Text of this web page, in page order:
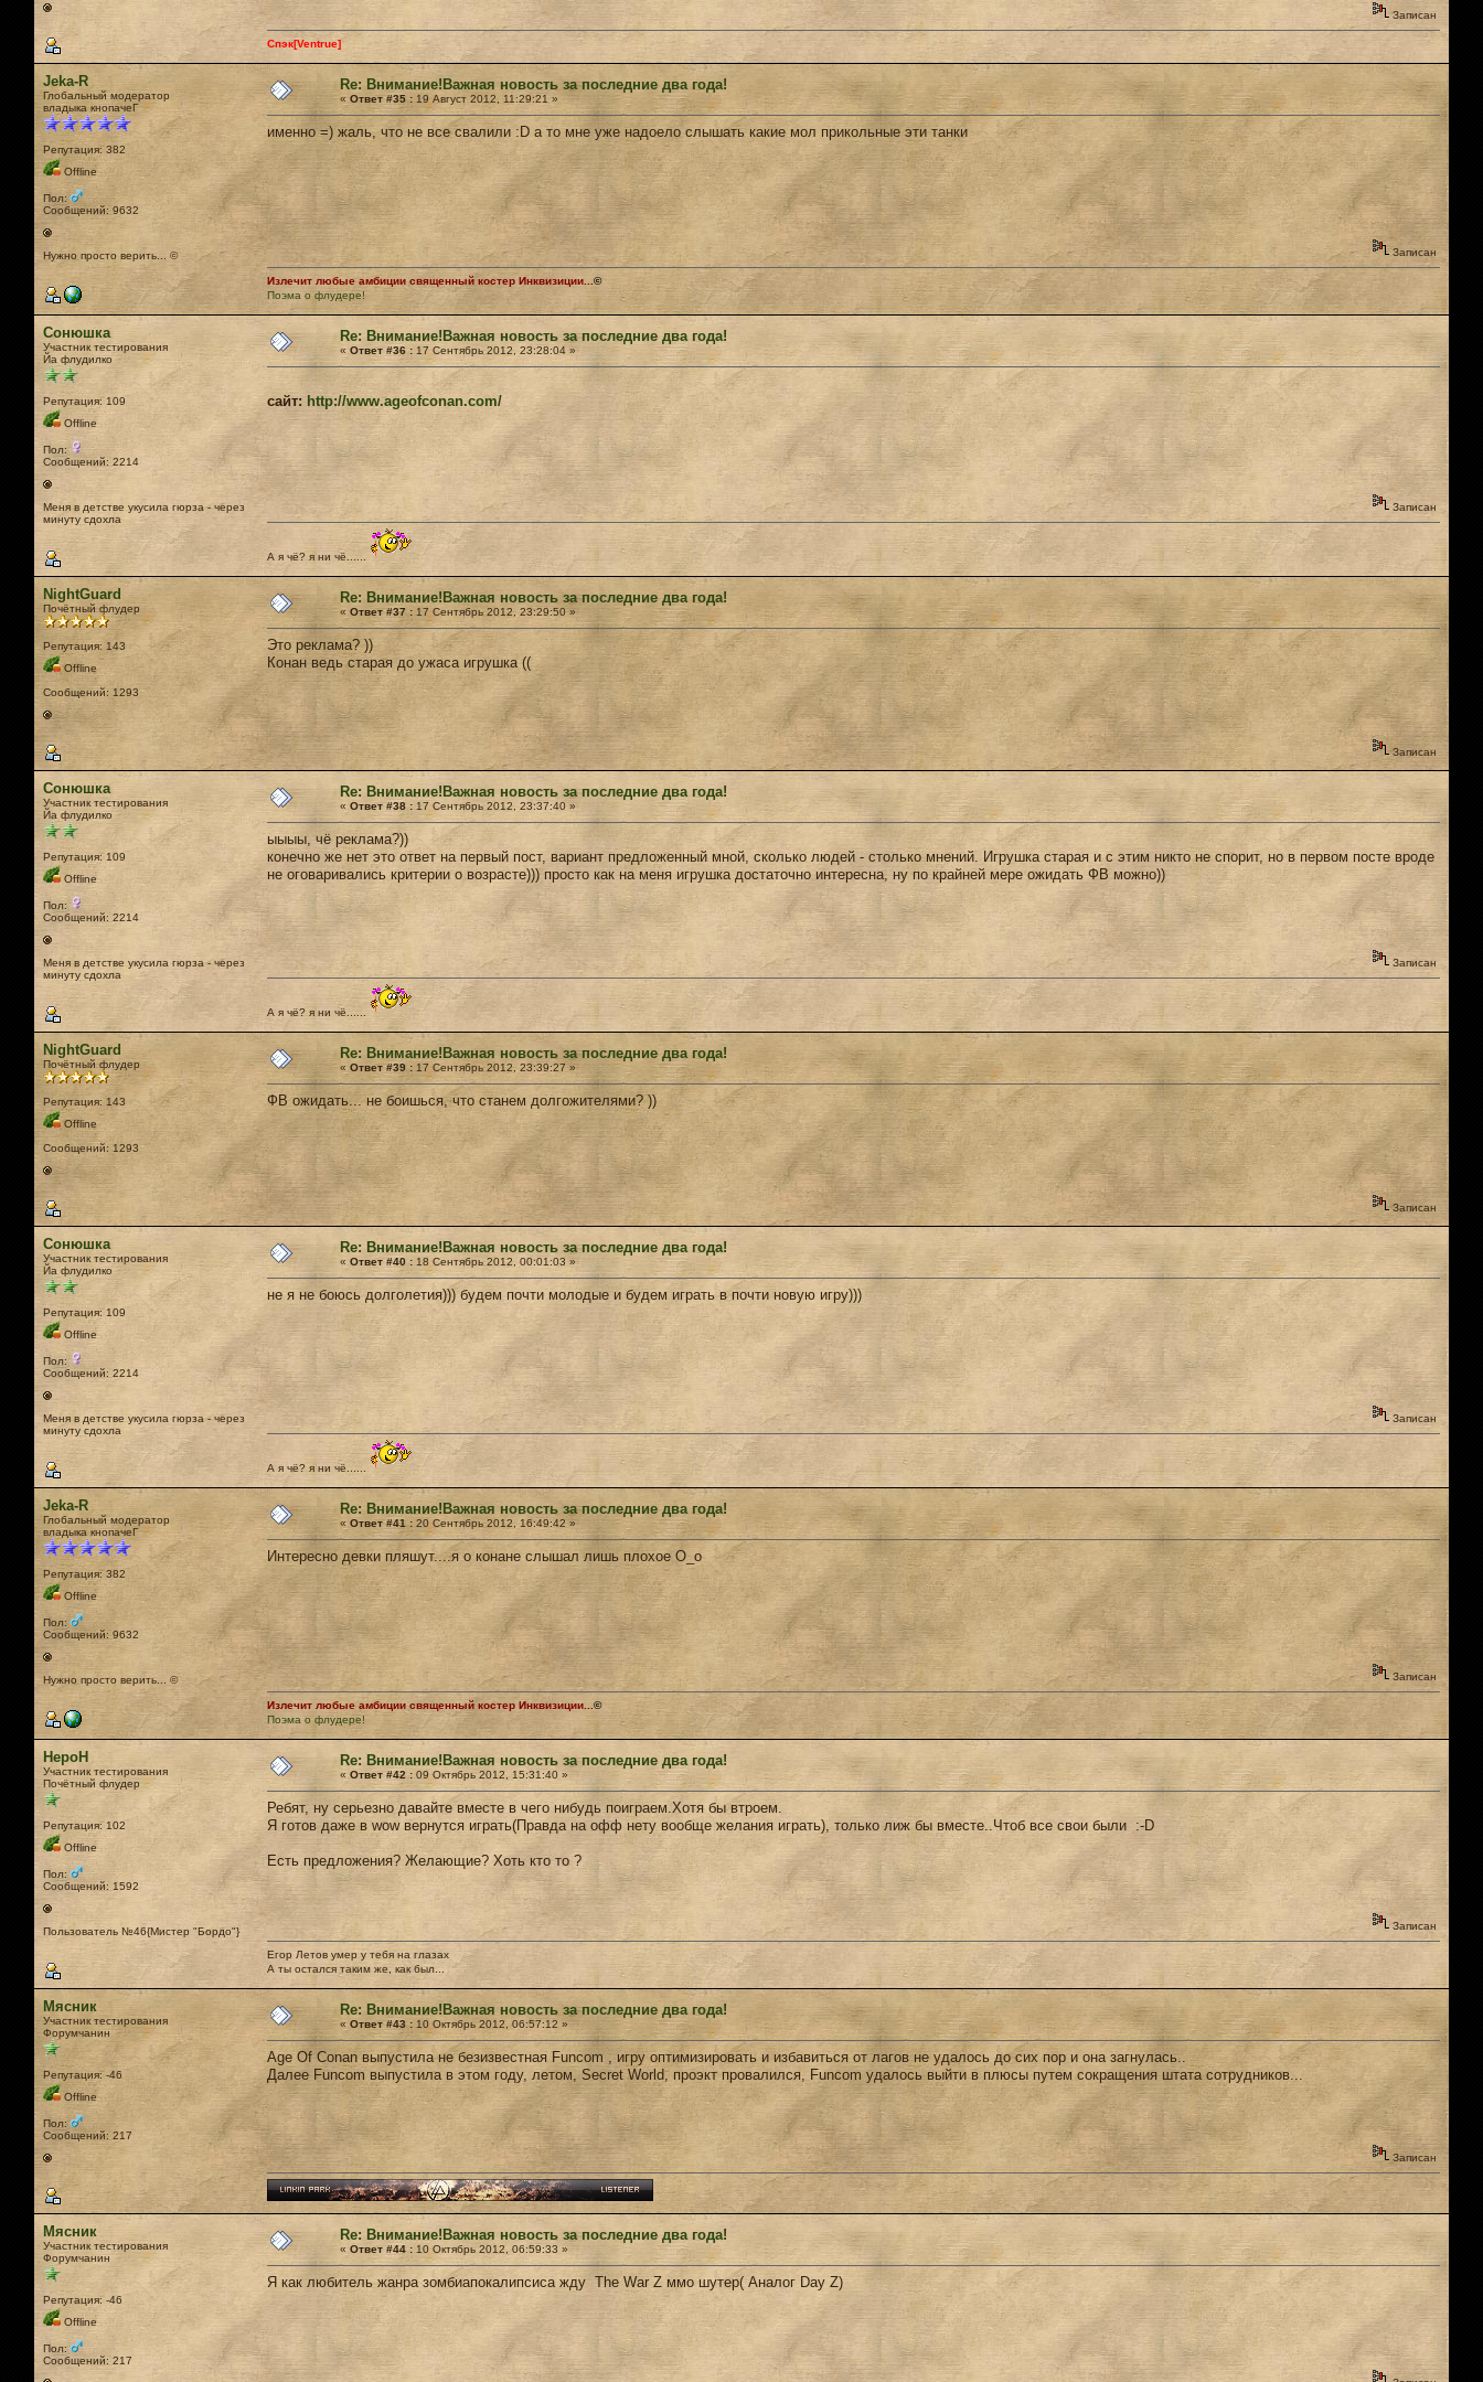
Записан
Спэк[Ventrue]
Jeka-R
Глобальный модератор
владыка кнопачеГ
Репутация: 382
Offline
Пол:
Сообщений: 9632
Нужно просто верить... ©
Re: Внимание!Важная новость за последние два года!
« Ответ #35 : 19 Август 2012, 11:29:21 »
именно =) жаль, что не все свалили :D а то мне уже надоело слышать какие мол прикольные эти танки
Записан
Излечит любые амбиции священный костер Инквизиции... ©
Поэма о флудере!
Сонюшка
Участник тестирования
Йа флудилко
Репутация: 109
Offline
Пол:
Сообщений: 2214
Меня в детстве укусила гюрза - через
минуту сдохла
Re: Внимание!Важная новость за последние два года!
« Ответ #36 : 17 Сентябрь 2012, 23:28:04 »
сайт: http://www.ageofconan.com/
Записан
А я чё? я ни чё......
NightGuard
Почётный флудер
Репутация: 143
Offline
Сообщений: 1293
Re: Внимание!Важная новость за последние два года!
« Ответ #37 : 17 Сентябрь 2012, 23:29:50 »
Это реклама? ))
Конан ведь старая до ужаса игрушка ((
Записан
Сонюшка
Участник тестирования
Йа флудилко
Репутация: 109
Offline
Пол:
Сообщений: 2214
Меня в детстве укусила гюрза - через
минуту сдохла
Re: Внимание!Важная новость за последние два года!
« Ответ #38 : 17 Сентябрь 2012, 23:37:40 »
ыыыы, чё реклама?))
конечно же нет это ответ на первый пост, вариант предложенный мной, сколько людей - столько мнений. Игрушка старая и с этим никто не спорит, но в первом посте вроде
не оговаривались критерии о возрасте))) просто как на меня игрушка достаточно интересна, ну по крайней мере ожидать ФВ можно))
Записан
А я чё? я ни чё......
NightGuard
Почётный флудер
Репутация: 143
Offline
Сообщений: 1293
Re: Внимание!Важная новость за последние два года!
« Ответ #39 : 17 Сентябрь 2012, 23:39:27 »
ФВ ожидать... не боишься, что станем долгожителями? ))
Записан
Сонюшка
Участник тестирования
Йа флудилко
Репутация: 109
Offline
Пол:
Сообщений: 2214
Меня в детстве укусила гюрза - через
минуту сдохла
Re: Внимание!Важная новость за последние два года!
« Ответ #40 : 18 Сентябрь 2012, 00:01:03 »
не я не боюсь долголетия))) будем почти молодые и будем играть в почти новую игру)))
Записан
А я чё? я ни чё......
Jeka-R
Глобальный модератор
владыка кнопачеГ
Репутация: 382
Offline
Пол:
Сообщений: 9632
Нужно просто верить... ©
Re: Внимание!Важная новость за последние два года!
« Ответ #41 : 20 Сентябрь 2012, 16:49:42 »
Интересно девки пляшут....я о конане слышал лишь плохое О_о
Записан
Излечит любые амбиции священный костер Инквизиции... ©
Поэма о флудере!
НероН
Участник тестирования
Почётный флудер
Репутация: 102
Offline
Пол:
Сообщений: 1592
Пользователь №46{Мистер "Бордо"}
Re: Внимание!Важная новость за последние два года!
« Ответ #42 : 09 Октябрь 2012, 15:31:40 »
Ребят, ну серьезно давайте вместе в чего нибудь поиграем.Хотя бы втроем.
Я готов даже в wow вернутся играть(Правда на офф нету вообще желания играть), только лиж бы вместе..Чтоб все свои были :-D
Есть предложения? Желающие? Хоть кто то ?
Записан
Егор Летов умер у тебя на глазах
А ты остался таким же, как был...
Мясник
Участник тестирования
Форумчанин
Репутация: -46
Offline
Пол:
Сообщений: 217
Re: Внимание!Важная новость за последние два года!
« Ответ #43 : 10 Октябрь 2012, 06:57:12 »
Age Of Conan выпустила не безизвестная Funcom , игру оптимизировать и избавиться от лагов не удалось до сих пор и она загнулась..
Далее Funcom выпустила в этом году, летом, Secret World, проэкт провалился, Funcom удалось выйти в плюсы путем сокращения штата сотрудников...
Записан
Мясник
Участник тестирования
Форумчанин
Репутация: -46
Offline
Пол:
Сообщений: 217
Re: Внимание!Важная новость за последние два года!
« Ответ #44 : 10 Октябрь 2012, 06:59:33 »
Я как любитель жанра зомбиапокалипсиса жду The War Z ммо шутер( Аналог Day Z)